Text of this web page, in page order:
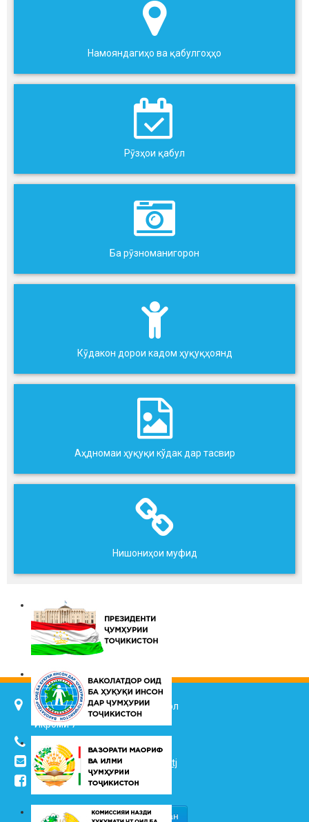
Намояндагиҳо ва қабулгоҳҳо
Рӯзҳои қабул
Ба рӯзноманигорон
Кӯдакон дорои кадом ҳуқуқҳоянд
Аҳдномаи ҳуқуқи кўдак дар тасвир
Нишониҳои муфид
734025, ш. Душанбе, кӯч. Ҷалол
Икромӣ 7
(+992 37) 2217352
info@vhk.tj
info@ombudsman.tj
/kudakon